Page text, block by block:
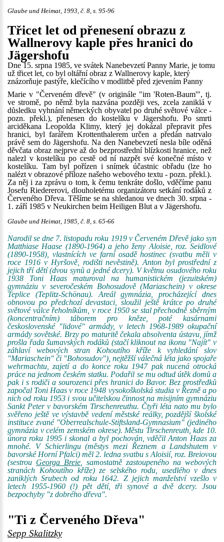
Glaube und Heimat, 1993, č. 8, s. 95-96
Třicet let od přenesení obrazu z
Wallnerovy kaple přes hranici do
Jägershofu
Dne 15. srpna 1985, ve svátek Nanebevzetí Panny Marie, je tomu
už třicet let, co byl oltářní obraz z Wallnerovy kaple, který
znázorňuje pastýře, klečícího v modlitbě před zjevením Panny
Marie v "Červeném dřevě" (v originále "im 'Roten-Baum'", tj.
ve stromě, po němž byla nazvána později ves, zcela zaniklá v
důsledku vyhnání německých obyvatel po druhé světové válce -
pozn. překl.), přenesen do kostelíku v Jägershofu. Po smrti
arciděkana Leopolda Klimy, který jej dokázal přepravit přes
hranici, byl farářem Krottenthalerem určen a předán natrvalo
právě sem do Jägershofu. Na den Nanebevzetí nesla bíle oděná
děvčata obraz nejprve až do bezprostřední blízkosti hranice, než
nalezl v kostelíku po cestě od ní nazpět své konečné místo v
kostelíku. Tam byl pořízen i snímek účastnic obřadu (lze ho
nalézt v obrazové příloze našeho webového textu - pozn. překl.).
Za něj i za zprávu o tom, k čemu tenkráte došlo, vděčíme panu
Josefu Riedererovi, dlouholetému organizátoru setkání rodáků z
Červeného Dřeva. Těšíme se na shledanou ve dnech 30. srpna -
1. září 1985 v Neukirchen beim Heiligen Blut a v Jägershofu.
Glaube und Heimat, 1985, č. 8, s. 65-66
Narodil se dne 7. listopadu roku 1919 v Červeném Dřevě jako syn
Matthiase Haase (1890-1964) a jeho ženy Aloisie, roz. Seidlové
(1890-1958), vlastnících ve farní osadě hostinec (svatbu měli v
roce 1916 v Hyršově, rodišti nevěstině). Anton byl prostřední z
jejich tří dětí (dvou synů a jedné dcery). V květnu osudového roku
1938 Toni Haas maturoval na humanistickém (jezuitském)
gymnáziu v severočeském Bohosudově (Mariaschein) v okrese
Teplice (Teplitz-Schönau). Areál gymnázia, procházející dnes
obnovou po předchozí devastaci, sloužil ještě krátce po druhé
světové válce řeholníkům, v roce 1950 se stal přechodně sběrným
(koncentračním) táborem pro kněze, poté kasárnami
československé "lidové" armády, v letech 1968-1989 okupační
armády sovětské. Brzy po maturitě čekala absolventa ústavu, jímž
prošla řada šumavských rodáků (stačí kliknout na ikonu "Najít" v
záhlaví webových stran Kohoutího kříže k vyhledání slov
"Mariaschein" či "Bohosudov"), nejtěžší válečná léta jako spojaře
wehrmachtu, zajetí a do konce roku 1947 pak nucená otrocká
práce na jednom českém statku. Podařil se mu odtud útěk domů a
pak i s rodiči a sourozenci přes hranici do Bavor. Bez prostředků
započal Toni Haas v roce 1948 vysokoškolská studia v Řezně a po
nich od roku 1953 i svou učitelskou činnost na misijním gymnáziu
Sankt Peter v bavorském Tirschenreuthu. Čtyři léta nato mu bylo
svěřeno ještě ve výstavbě vedení městské reálky, pozdější školské
instituce zvané "Oberrealschule-Stiftsland-Gymnasium" (jediného
gymnázia v celém zemském okrese). Městu Tirschenreuth, kde 10.
února roku 1995 i skonal a byl pochován, vděčil Anton Haas za
mnohé. V Schierlingu (městys mezi Řeznem a Landshutem v
bavorské Horní Pfalci) měl 2. ledna svatbu s Aloisií, roz. Breiovou
(sestrou Georga Breie , samostatně zastoupeného na webových
stranách Kohoutího kříže) ze selského rodu, usedlého v dnes
zaniklých Srubech od roku 1642. Z jejich manželství vzešlo v
letech 1955-1960 (!) pět dětí, tři synové a dvě dcery. Jsou
bezpochyby "z dobrého dřeva".
"Ti z Červeného Dřeva"
Sepp Skalitzky